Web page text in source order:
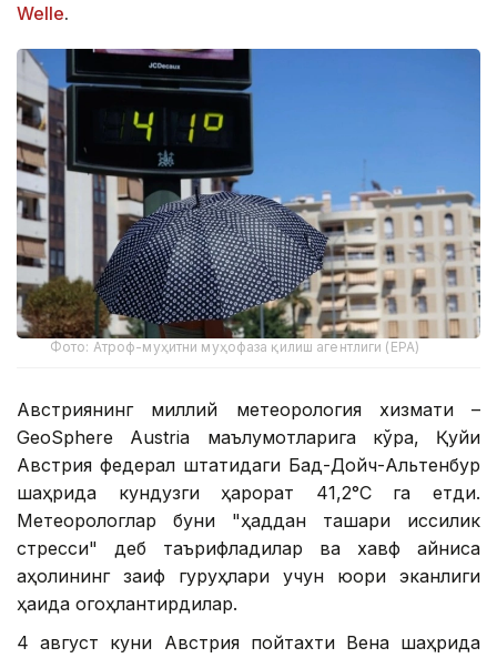
Welle.
Фото: Атроф-муҳитни муҳофаза қилиш агентлиги (EPA)
Австриянинг миллий метеорология хизмати –
GeoSphere Austria маълумотларига кўра, Қуйи
Австрия федерал штатидаги Бад-Дойч-Альтенбур
шаҳрида кундузги ҳарорат 41,2°С га етди.
Метеорологлар буни "ҳаддан ташқари иссиқлик
стресси" деб таърифладилар ва хавф айниқса
аҳолининг заиф гуруҳлари учун юқори эканлиги
ҳақида огоҳлантирдилар.
4 август куни Австрия пойтахти Вена шаҳрида